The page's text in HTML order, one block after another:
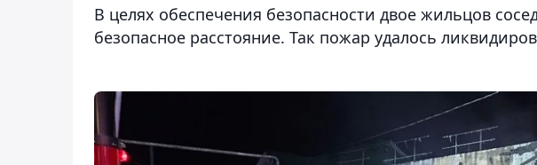
В целях обеспечения безопасности двое жильцов
безопасное расстояние. Так пожар удалось